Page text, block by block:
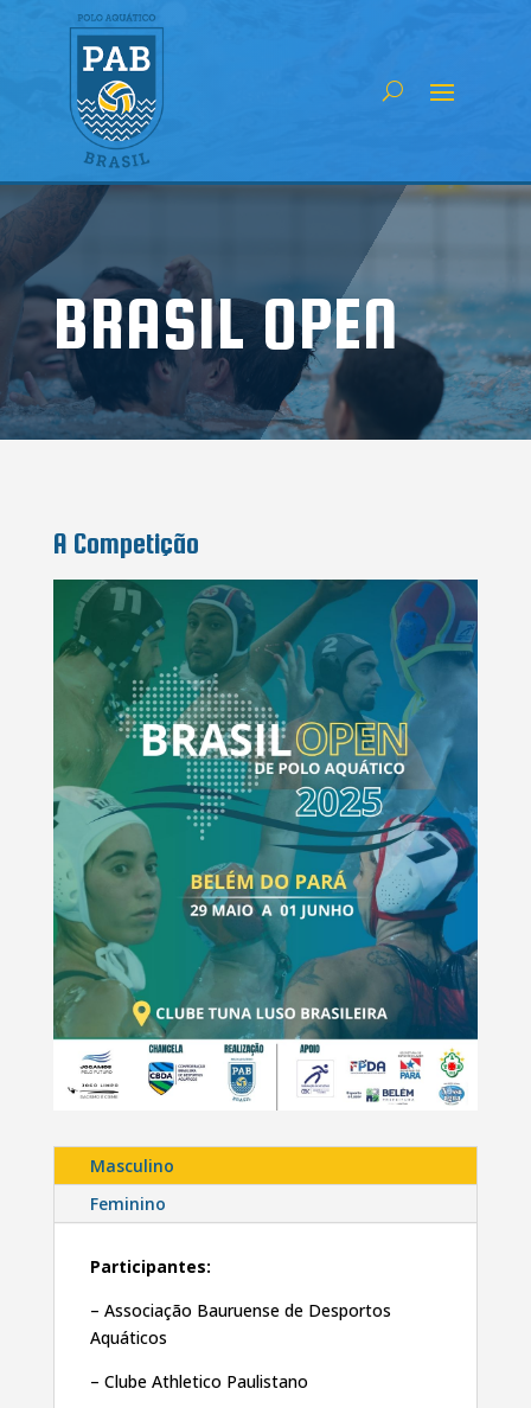
BRASIL OPEN
A Competição
Masculino
Feminino
Participantes:
– Associação Bauruense de Desportos
Aquáticos
– Clube Athletico Paulistano